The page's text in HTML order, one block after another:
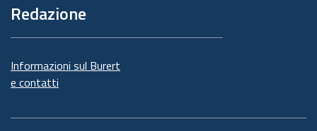
Redazione
Informazioni sul Burert
e contatti